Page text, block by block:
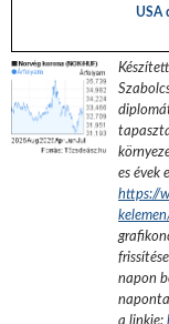
USA
es évek
https://
napon
a linkje: